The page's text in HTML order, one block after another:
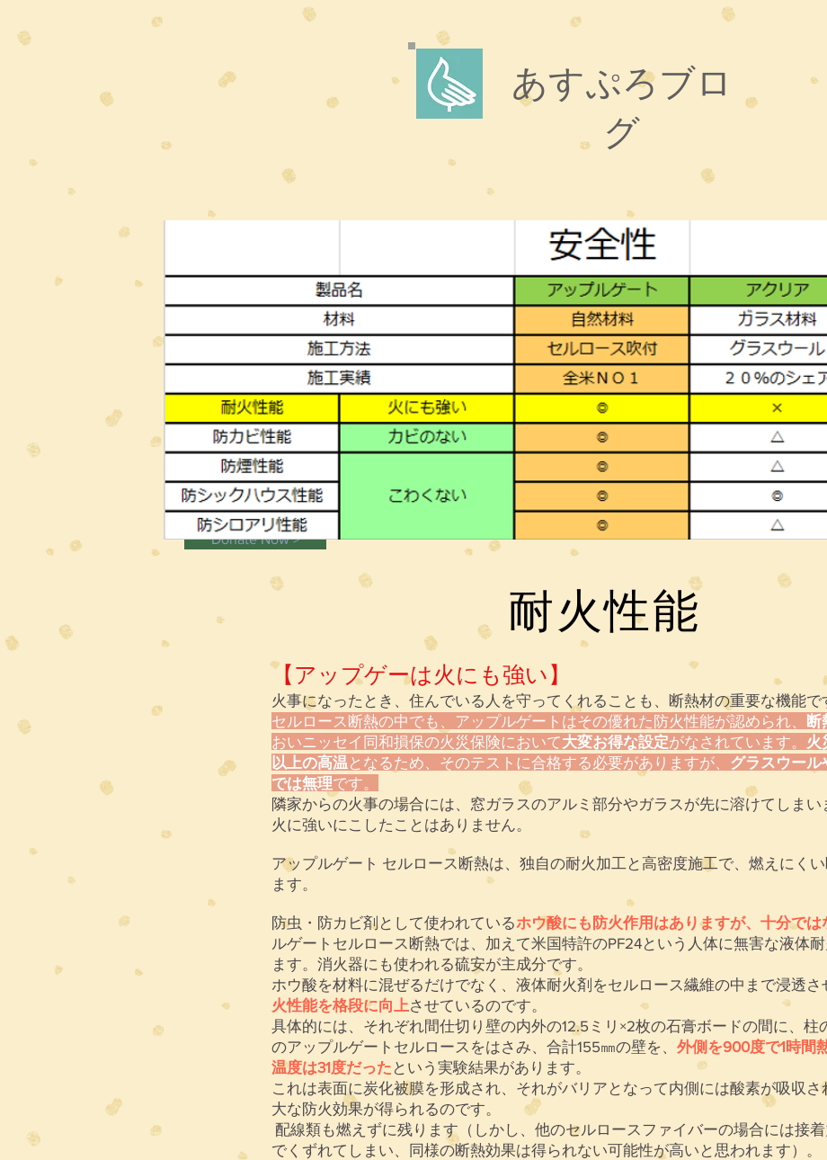
あすぷろブロ
グ
I'm a paragraph. Click here to edit and add your own text. Is easy! Just click on "Edit Text" or
and you can add your own content and change fonts. I'm a great place for you to tell your story and
customers know a little more about you. If you want to delete me, just click on me and then press the
Donate Now >
​耐火性能
【アップゲーは火にも強い】
火事になったとき、住んでいる人を守ってくれることも、断熱材の重要な機能で
セルロース断熱の中でも、アップルゲートはその優れた防火性能が認められ、 断
おいニッセイ同和損保の火災保険において大変お得な設定がなされています。 火
以上の高温 となるため、そのテストに合格する必要がありますが、 グラスウール
では無理です。
隣家からの火事の場合には、窓ガラスのアルミ部分やガラスが先に溶けてしま
火に強いにこしたことはありません。
アップルゲート セルロース断熱は、独自の耐火加工と高密度施工で、燃えにく
ます。
防虫・防カビ剤として使われているホウ酸にも防火作用はありますが、十分では
ルゲートセルロース断熱では、加えて米国特許のPF24という人体に無害な液体
ます。消火器にも使われる硫安が主成分です。
ホウ酸を材料に混ぜるだけでなく、液体耐火剤をセルロース繊維の中まで浸透さ
火性能を格段に向上させているのです。
具体的には、それぞれ間仕切り壁の内外の12.5ミリ×2枚の石膏ボードの間に、柱
のアップルゲートセルロースをはさみ、合計155㎜の壁を、 外側を900度で1時間
温度は31度だった という実験結果があります。
これは表面に炭化被膜を形成され、それがバリアとなって内側には酸素が吸収さ
大な防火効果が得られるのです。
配線類も燃えずに残ります（しかし、他のセルロースファイバーの場合には接
でくずれてしまい、同様の断熱効果は得られない可能性が高いと思われます）。